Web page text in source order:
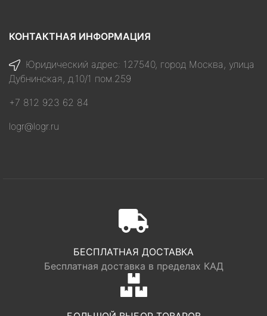
КОНТАКТНАЯ ИНФОРМАЦИЯ
Юридический адрес: 127540, город Москва, улица
Дубнинская, д.10/1 пом.259
+7 812 923 62 84
logr@logr.ru
БЕСПЛАТНАЯ ДОСТАВКА
Бесплатная доставка в пределах КАД